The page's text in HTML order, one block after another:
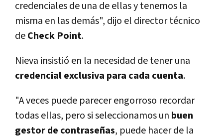
credenciales de una de ellas y tenemos la
misma en las demás", dijo el director técnico
deCheck Point.
Nieva insistió en la necesidad de tener una
credencial exclusiva para cada cuenta.
"A veces puede parecer engorroso recordar
todas ellas, pero si seleccionamos un buen
gestor de contraseñas, puede hacer de la